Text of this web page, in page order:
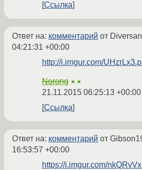
Ссылка
Ответ на: комментарий от
04:21:31 +00:00
http://i.imgur.com/
Norong ★★
21.11.2015 06:25:13 +00:00
Ссылка
Ответ на: комментарий от
16:53:57 +00:00
https://i.imgur.com/